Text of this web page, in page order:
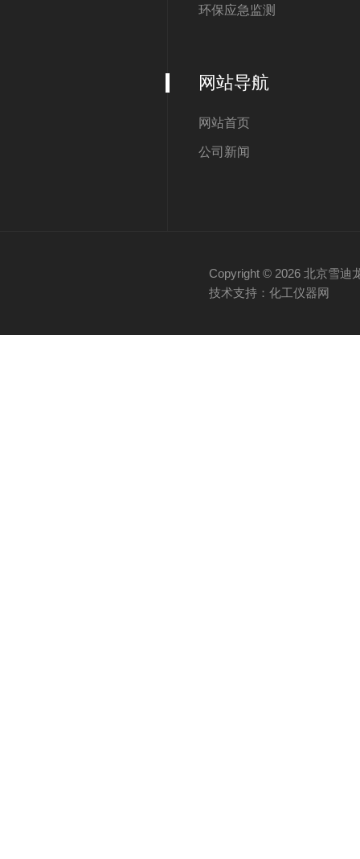
环保应急监测
网站导航
网站首页
公司新闻
Copyright © 2026 北京雪迪
技术支持：化工仪器网